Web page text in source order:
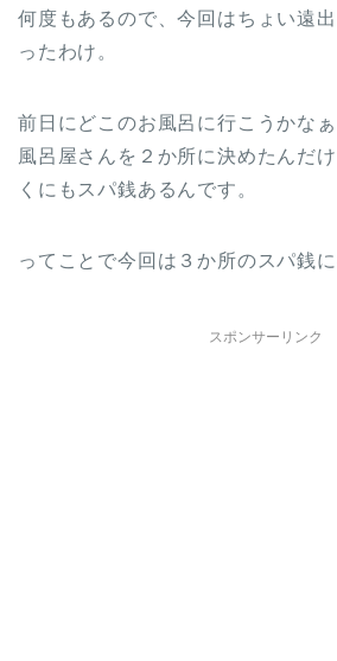
何度もあるので、今回はちょい遠
ったわけ。
前日にどこのお風呂に行こうかな
風呂屋さんを２か所に決めたんだ
くにもスパ銭あるんです。
ってことで今回は３か所のスパ銭
スポンサーリンク